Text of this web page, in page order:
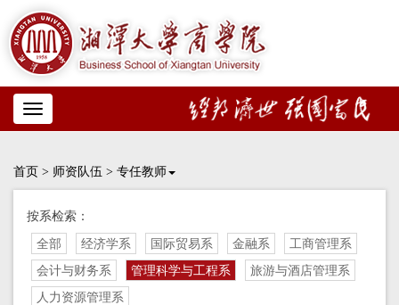
Toggle
navigation
首页 > 师资队伍 > 专任教师
按系检索：
全部 经济学系 国际贸易系 金融系
工商管理系
会计与财务系
管理科学与工程系
旅游与酒店管理系
人力资源管理系